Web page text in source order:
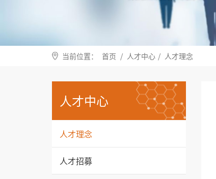
当前位置： 首页 / 人才中心 / 人才理念
人才中心
人才理念
人才招募